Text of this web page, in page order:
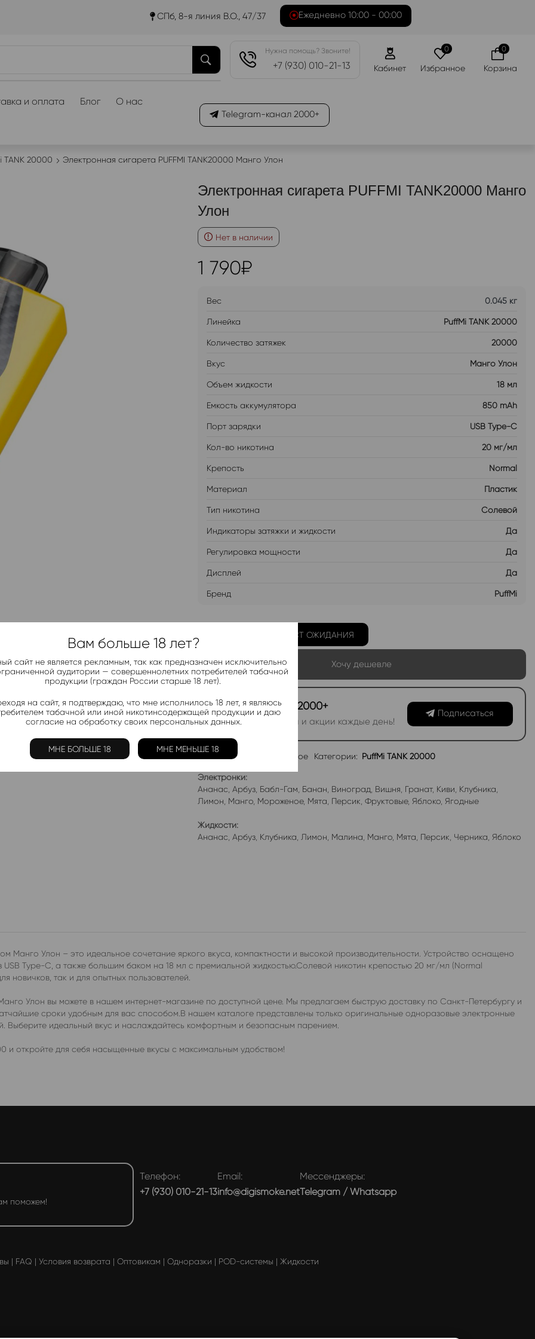
СПб, 8-я линия В.О., 47/37 Ежедневно 10:00 - 00:00
Нужна помощь? Звоните!
+7 (930) 010-21-13 Кабинет
0
Избранное
0
Корзина
и оплата Блог О нас
Telegram-канал 2000+
TANK 20000 Электронная сигарета PUFFMI TANK20000 Манго Улон
Электронная сигарета PUFFMI TANK20000 Манго
Улон
Нет в наличии
1 790₽
Вес 0.045 кг
Линейка PuffMi TANK 20000
Количество затяжек 20000
Вкус Манго Улон
Объем жидкости 18 мл
Емкость аккумулятора 850 mAh
Порт зарядки USB Type-C
Кол-во никотина 20 мг/мл
Крепость Normal
Материал Пластик
Тип никотина Солевой
Индикаторы затяжки и жидкости Да
Регулировка мощности Да
Дисплей Да
Бренд PuffMi
ДОБАВИТЬ В ЛИСТ ОЖИДАНИЯ
Хочу дешевле
Telegram-канал 2000+
Актуальные новинки и акции каждые день!
Подписаться
Добавить в избранное Категории: PuffMi TANK 20000
Электронки:
Ананас Арбуз, Бабл-Гам Банан Виноград Вишня Гранат, Киви Клубника
Лимон Манго, Мороженое, Мята Персик Фруктовые, Яблоко, Ягодные
Жидкости:
Ананас Арбуз, Клубника Лимон Малина Манго, Мята Персик Черника Яблоко
Манго Улон – это идеальное сочетание яркого вкуса, компактности и высокой производительности. Устройство оснащено
Type-C, а также большим баком на 18 мл с премиальной жидкостью.Солевой никотин крепостью 20 мг/мл (Normal
новичков, так и для опытных пользователей.
Улон вы можете в нашем интернет-магазине по доступной цене. Мы предлагаем быструю доставку по Санкт-Петербургу и
сроки удобным для вас способом.В нашем каталоге представлены только оригинальные одноразовые электронные
Выберите идеальный вкус и наслаждайтесь комфортным и безопасным парением.
и откройте для себя насыщенные вкусы с максимальным удобством!
поможем!
Телефон:
+7 (930) 010-21-13
Email:
info@digismoke.net
Мессенджеры:
Telegram / Whatsapp
| FAQ | Условия возврата | Оптовикам | Одноразки | POD-системы | Жидкости
Вам больше 18 лет?
сайт не является рекламным, так как предназначен исключительно
аудитории — совершеннолетних потребителей табачной
продукции (граждан России старше 18 лет).
на сайт, я подтверждаю, что мне исполнилось 18 лет, я являюсь
табачной или иной никотинсодержащей продукции и даю
согласие на обработку своих персональных данных.
МНЕ БОЛЬШЕ 18 МНЕ МЕНЬШЕ 18